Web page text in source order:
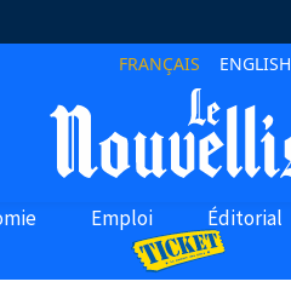
FRANÇAIS ENGLISH
Emploi Éditorial